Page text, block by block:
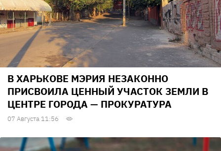
В ХАРЬКОВЕ МЭРИЯ НЕЗАКОННО
ПРИСВОИЛА ЦЕННЫЙ УЧАСТОК ЗЕМЛИ В
ЦЕНТРЕ ГОРОДА — ПРОКУРАТУРА
07 Августа 11:56